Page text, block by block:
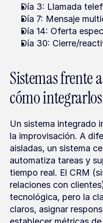
Día 3: Llamada
Día 7: Mensaje
Día 14: Oferta
Día 30: Cierre/
Sistemas frente
cómo integrarlos
Un sistema integrado
la improvisación. A
aisladas, un sistema
automatiza tareas y
tiempo real. El CRM
relaciones con
tecnológica, pero la
claros, asignar